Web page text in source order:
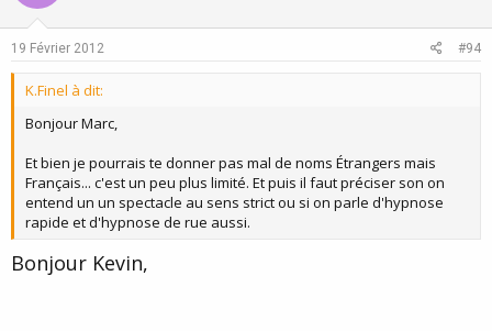
t
v
19 Février 2012 #94
K.Finel à dit:
Bonjour Marc,
Et bien je pourrais te donner pas mal de noms Étrangers mais
Français... c'est un peu plus limité. Et puis il faut préciser son on
entend un un spectacle au sens strict ou si on parle d'hypnose
rapide et d'hypnose de rue aussi.
Bonjour Kevin,